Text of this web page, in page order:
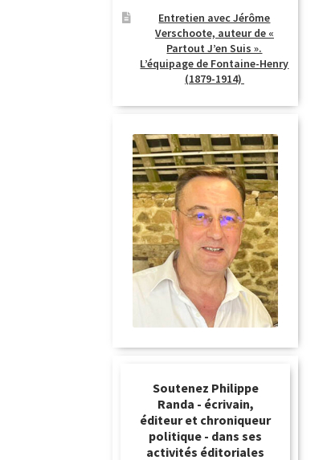
Entretien avec Jérôme
Verschoote, auteur de «
Partout J’en Suis ».
L’équipage de Fontaine-Henry
(1879-1914)
Soutenez Philippe
Randa - écrivain,
éditeur et chroniqueur
politique - dans ses
activités éditoriales